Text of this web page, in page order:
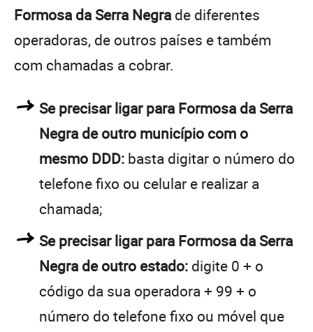
Formosa da Serra Negra de diferentes
operadoras, de outros países e também
com chamadas a cobrar.
Se precisar ligar para Formosa da Serra
Negra de outro município com o
mesmo DDD: basta digitar o número do
telefone fixo ou celular e realizar a
chamada;
Se precisar ligar para Formosa da Serra
Negra de outro estado: digite 0 + o
código da sua operadora + 99 + o
número do telefone fixo ou móvel que